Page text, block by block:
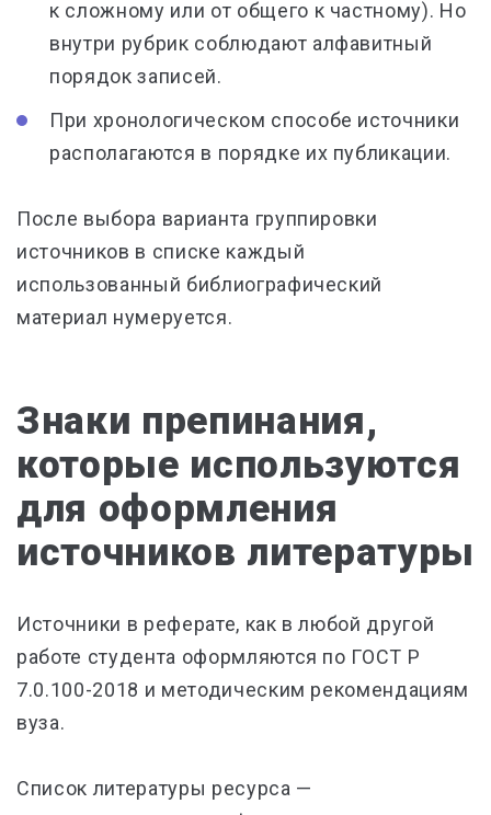
к сложному или от общего к частному). Но
внутри рубрик соблюдают алфавитный
порядок записей.
При хронологическом способе источники
располагаются в порядке их публикации.
После выбора варианта группировки
источников в списке каждый
использованный библиографический
материал нумеруется.
Знаки препинания,
которые используются
для оформления
источников литературы
Источники в реферате, как в любой другой
работе студента оформляются по ГОСТ Р
7.0.100-2018 и методическим рекомендациям
вуза.
Список литературы ресурса —